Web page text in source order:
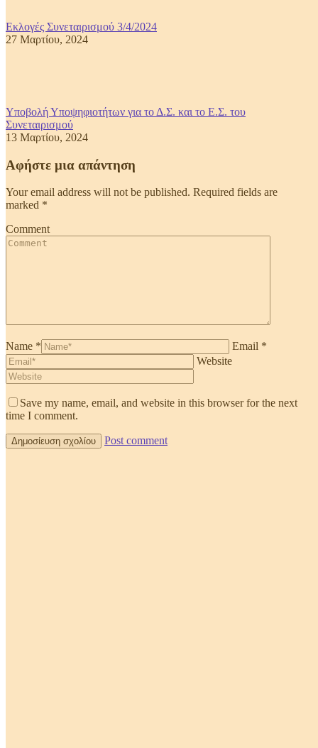
Εκλογές Συνεταιρισμού 3/4/2024
27 Μαρτίου, 2024
Υποβολή Υποψηφιοτήτων για το Δ.Σ. και το Ε.Σ. του
Συνεταιρισμού
13 Μαρτίου, 2024
Αφήστε μια απάντηση
Your email address will not be published. Required fields are
marked *
Comment
Name *
Email *
Website
Save my name, email, and website in this browser for the next
time I comment.
Post comment